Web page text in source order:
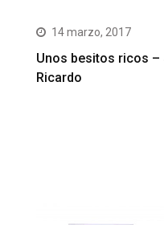
14 marzo, 2017
Unos besitos ricos –
Ricardo